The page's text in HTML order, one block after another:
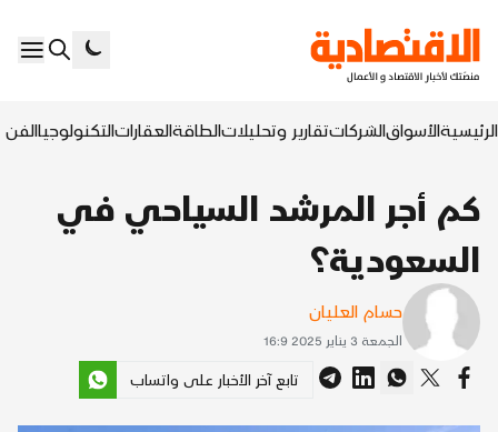
الرئيسيةالأسواقالشركاتتقارير وتحليلاتالطاقةالعقاراتالتكنولوجياالفن
كم أجر المرشد السياحي في
السعودية؟
حسام العليان
الجمعة 3 يناير 2025 16:9
تابع آخر الأخبار على واتساب